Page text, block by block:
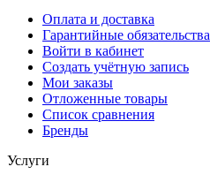
Оплата и доставка
Гарантийные обязательства
Войти в кабинет
Создать учётную запись
Мои заказы
Отложенные товары
Список сравнения
Бренды
Услуги